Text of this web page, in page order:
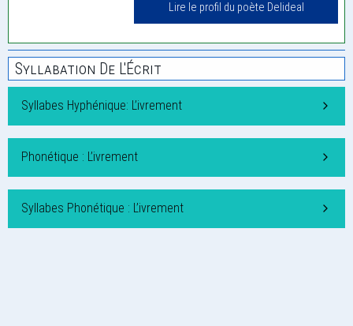
Lire le profil du poète Delideal
Syllabation De L'Écrit
Syllabes Hyphénique: L’ivrement
Phonétique : L’ivrement
Syllabes Phonétique : L’ivrement